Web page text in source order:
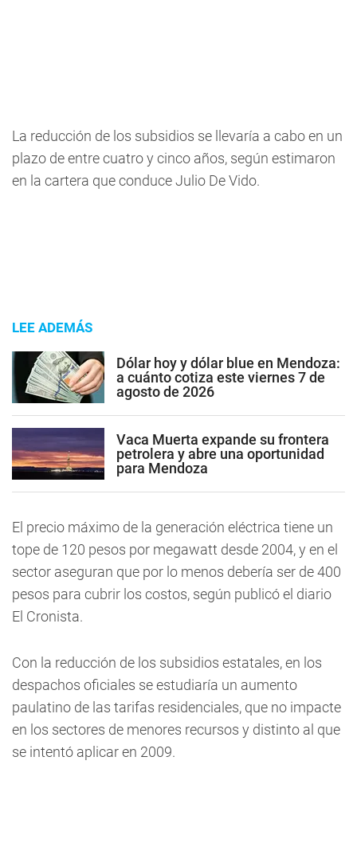
La reducción de los subsidios se llevaría a cabo en un
plazo de entre cuatro y cinco años, según estimaron
en la cartera que conduce Julio De Vido.
LEE ADEMÁS
Dólar hoy y dólar blue en Mendoza:
a cuánto cotiza este viernes 7 de
agosto de 2026
Vaca Muerta expande su frontera
petrolera y abre una oportunidad
para Mendoza
El precio máximo de la generación eléctrica tiene un
tope de 120 pesos por megawatt desde 2004, y en el
sector aseguran que por lo menos debería ser de 400
pesos para cubrir los costos, según publicó el diario
El Cronista.
Con la reducción de los subsidios estatales, en los
despachos oficiales se estudiaría un aumento
paulatino de las tarifas residenciales, que no impacte
en los sectores de menores recursos y distinto al que
se intentó aplicar en 2009.